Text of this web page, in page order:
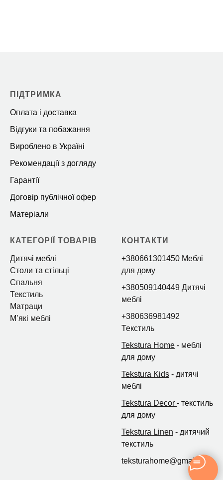
ПІДТРИМКА
Оплата і доставка
Відгуки та побажання
Вироблено в Україні
Рекомендації з догляду
Гарантії
Договір публічної офер
Матеріали
КАТЕГОРІЇ ТОВАРІВ
Дитячі меблі
Столи та стільці
Спальня
Текстиль
Матраци
Мʼякі меблі
КОНТАКТИ
+380661301450 Меблі
для дому
+380509140449 Дитячі
меблі
+380636981492
Текстиль
Tekstura Home - меблі
для дому
Tekstura Kids - дитячі
меблі
Tekstura Decor - текстиль
для дому
Tekstura Linen - дитячий
текстиль
teksturahome@gmail.com